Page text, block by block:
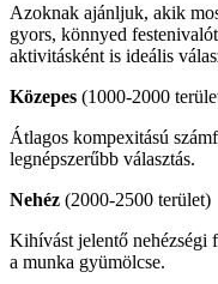
Azoknak ajánljuk, akik
gyors, könnyed
aktivitásként is ideális
Közepes (1000-2000
Átlagos kompexitású
legnépszerűbb választás.
Nehéz (2000-2500 terület)
Kihívást jelentő nehézségi
a munka gyümölcse.